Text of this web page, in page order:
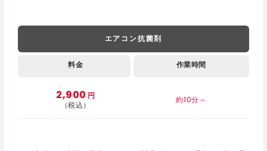
エアコン抗菌剤
料金 作業時間
2,900 円
（税込）
約10分～